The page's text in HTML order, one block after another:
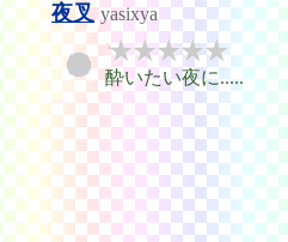
夜叉 yasixya
酔いたい夜に.....